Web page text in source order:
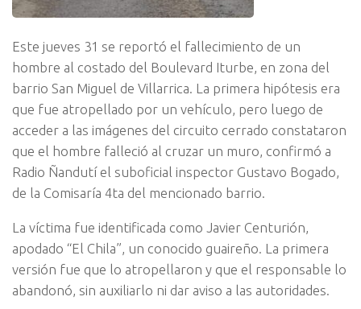
Este jueves 31 se reportó el fallecimiento de un
hombre al costado del Boulevard Iturbe, en zona del
barrio San Miguel de Villarrica. La primera hipótesis era
que fue atropellado por un vehículo, pero luego de
acceder a las imágenes del circuito cerrado constataron
que el hombre falleció al cruzar un muro, confirmó a
Radio Ñandutí el suboficial inspector Gustavo Bogado,
de la Comisaría 4ta del mencionado barrio.
La víctima fue identificada como Javier Centurión,
apodado “El Chila”, un conocido guaireño. La primera
versión fue que lo atropellaron y que el responsable lo
abandonó, sin auxiliarlo ni dar aviso a las autoridades.